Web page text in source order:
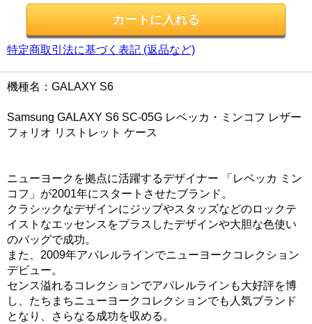
特定商取引法に基づく表記 (返品など)
機種名：GALAXY S6
Samsung GALAXY S6 SC-05G レベッカ・ミンコフ レザー
フォリオ リストレット ケース
ニューヨークを拠点に活躍するデザイナー 「レベッカ ミン
コフ」が2001年にスタートさせたブランド。
クラシックなデザインにジップやスタッズなどのロックテ
イストなエッセンスをプラスしたデザインや大胆な色使い
のバッグで成功。
また、2009年アパレルラインでニューヨークコレクション
デビュー。
センス溢れるコレクションでアパレルラインも大好評を博
し、たちまちニューヨークコレクションでも人気ブランド
となり、さらなる成功を収める。